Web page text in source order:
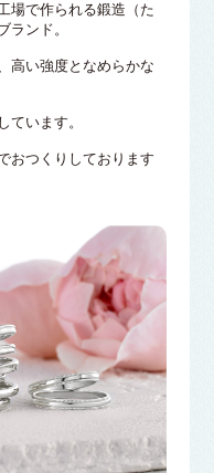
場で作られる鍛造（た
ランド。
高い強度となめらかな
ています。
おつくりしております